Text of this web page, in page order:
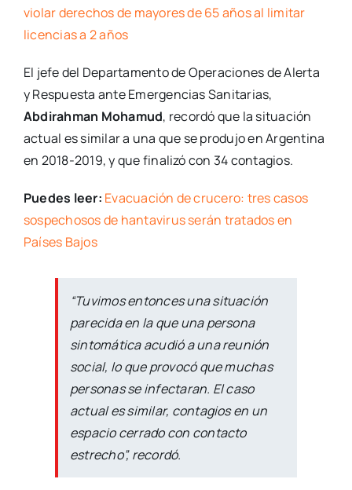
violar derechos de mayores de 65 años al limitar
licencias a 2 años
El jefe del Departamento de Operaciones de Alerta
y Respuesta ante Emergencias Sanitarias,
Abdirahman Mohamud, recordó que la situación
actual es similar a una que se produjo en Argentina
en 2018-2019, y que finalizó con 34 contagios.
Puedes leer: Evacuación de crucero: tres casos
sospechosos de hantavirus serán tratados en
Países Bajos
“Tuvimos entonces una situación
parecida en la que una persona
sintomática acudió a una reunión
social, lo que provocó que muchas
personas se infectaran. El caso
actual es similar, contagios en un
espacio cerrado con contacto
estrecho”, recordó.